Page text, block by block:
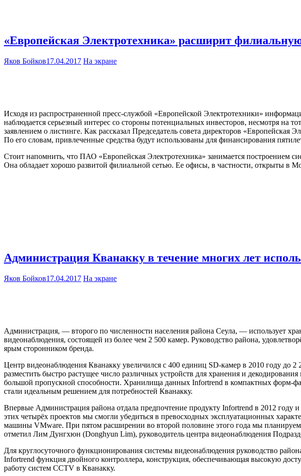
«Европейская Электротехника» расширит
Яков Бойков17.04.2017 На экране
Исходя из распространенной пресс-службой «Европейской Электротехники»
наблюдается серьезный интерес со стороны потенциальных инвесторов, несмотря на
заявлением о листинге. Как рассказал Председатель совета директоров
По его словам, привлеченные средства будут использованы для финансирования
Стоит напомнить, что ПАО «Европейская Электротехника» занимается построением
Она обладает хорошо развитой филиальной сетью. Ее офисы, в частности, открыты в
Администрация Кванакку в течение многих лет
Яков Бойков17.04.2017 На экране
Администрация, — второго по численности населения района Сеула, — использует
видеонаблюдения, состоящей из более чем 2 500 камер. Руководство района,
ярым сторонником бренда.
Центр видеонаблюдения Кванакку увеличился с 400 единиц SD-камер в 2010 году до
разместить быстро растущее число различных устройств для хранения и
большой пропускной способности. Хранилища данных Infortrend в компактных форм-
стали идеальным решением для потребностей Кванакку.
Впервые Администрация района отдала предпочтение продукту Infortrend в 2012
этих четырёх проектов мы смогли убедиться в превосходных эксплуатационных
машины VMware. При пятом расширении во второй половине этого года мы
отметил Лим Дунгхюн (Donghyun Lim), руководитель центра видеонаблюдения
Для круглосуточного функционирования системы видеонаблюдения руководство
Infortrend функция двойного контроллера, конструкция, обеспечивающая высокую
работу систем CCTV в Кванакку.